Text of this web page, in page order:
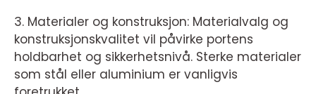
3. Materialer og konstruksjon: Materialvalg og
konstruksjonskvalitet vil påvirke portens
holdbarhet og sikkerhetsnivå. Sterke materialer
som stål eller aluminium er vanligvis